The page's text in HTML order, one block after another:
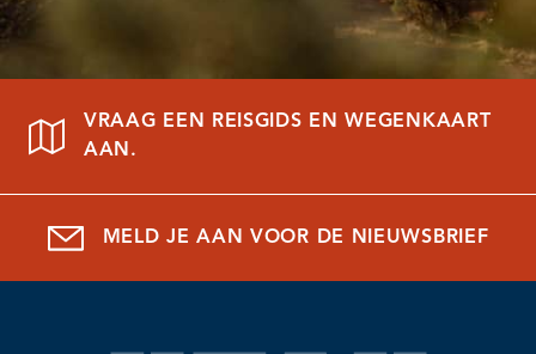
VRAAG EEN REISGIDS EN WEGENKAART
AAN.
MELD JE AAN VOOR DE NIEUWSBRIEF